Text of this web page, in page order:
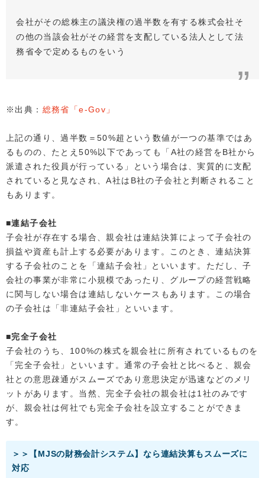
会社がその総株主の議決権の過半数を有する株式会社そ
の他の当該会社がその経営を支配している法人として法
務省令で定めるものをいう
※出典： 総務省「e-Gov」
上記の通り、過半数＝50%超という数値が一つの基準ではあ
るものの、たとえ50%以下であっても「A社の経営をB社から
派遣された役員が行っている」という場合は、実質的に支配
されていると見なされ、A社はB社の子会社と判断されること
もあります。
■連結子会社
子会社が存在する場合、親会社は連結決算によって子会社の
損益や資産も計上する必要があります。このとき、連結決算
する子会社のことを「連結子会社」といいます。ただし、子
会社の事業が非常に小規模であったり、グループの経営戦略
に関与しない場合は連結しないケースもあります。この場合
の子会社は「非連結子会社」といいます。
■完全子会社
子会社のうち、100%の株式を親会社に所有されているものを
「完全子会社」といいます。通常の子会社と比べると、親会
社との意思疎通がスムーズであり意思決定が迅速などのメリ
ットがあります。当然、完全子会社の親会社は1社のみです
が、親会社は何社でも完全子会社を設立することができま
す。
＞＞【MJSの財務会計システム】なら連結決算もスムーズに
対応